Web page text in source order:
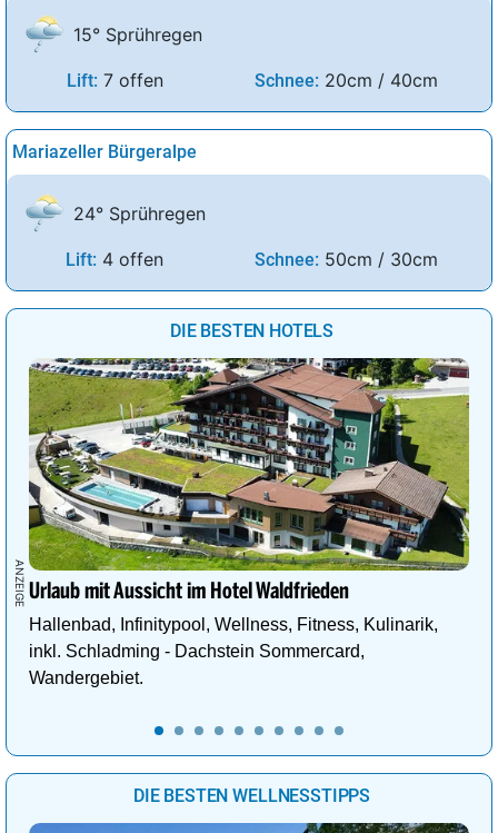
15° Sprühregen
Lift: 7 offen Schnee: 20cm / 40cm
Mariazeller Bürgeralpe
24° Sprühregen
Lift: 4 offen Schnee: 50cm / 30cm
DIE BESTEN HOTELS
Urlaub mit Aussicht im Hotel Waldfrieden
Hallenbad, Infinitypool, Wellness, Fitness, Kulinarik,
inkl. Schladming - Dachstein Sommercard,
Wandergebiet.
DIE BESTEN WELLNESSTIPPS